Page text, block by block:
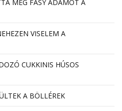
MEG FÁSY ÁDÁMOT A
VISELEM A
CUKKINIS HÚSOS
A BÖLLÉREK